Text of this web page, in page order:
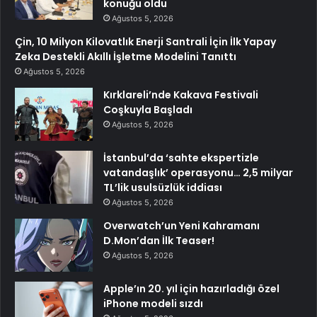
konuğu oldu
Ağustos 5, 2026
Çin, 10 Milyon Kilovatlık Enerji Santrali İçin İlk Yapay
Zeka Destekli Akıllı İşletme Modelini Tanıttı
Ağustos 5, 2026
Kırklareli’nde Kakava Festivali
Coşkuyla Başladı
Ağustos 5, 2026
İstanbul’da ‘sahte ekspertizle
vatandaşlık’ operasyonu… 2,5 milyar
TL’lik usulsüzlük iddiası
Ağustos 5, 2026
Overwatch’un Yeni Kahramanı
D.Mon’dan İlk Teaser!
Ağustos 5, 2026
Apple’ın 20. yıl için hazırladığı özel
iPhone modeli sızdı